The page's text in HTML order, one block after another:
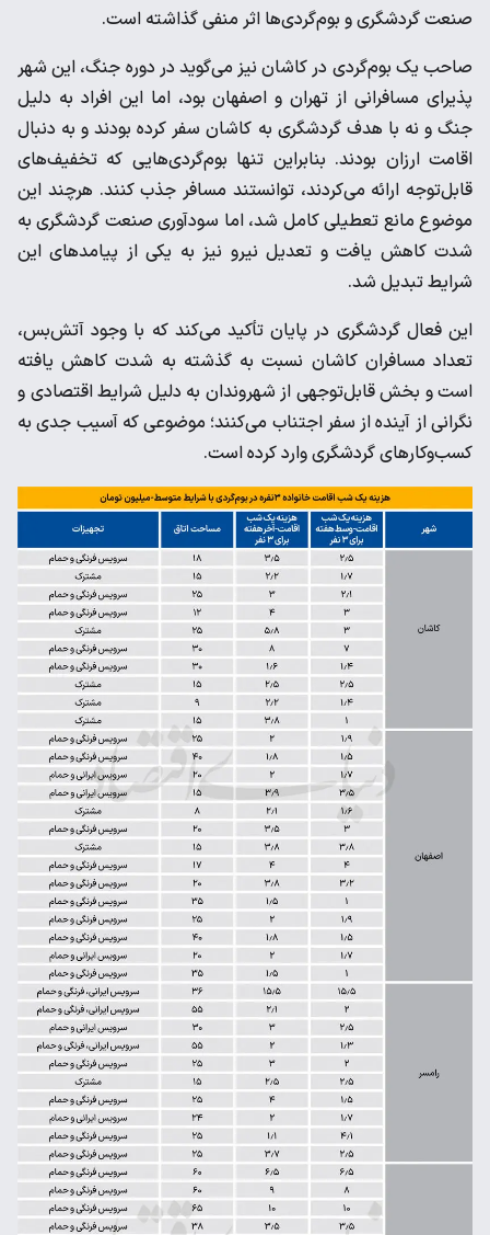
صنعت گردشگری و بوم‌گردی‌ها اثر منفی گذاشته است.
صاحب یک بوم‌گردی در کاشان نیز می‌گوید در دوره جنگ، این شهر
پذیرای مسافرانی از تهران و اصفهان بود، اما این افراد به دلیل
جنگ و نه با هدف گردشگری به کاشان سفر کرده بودند و به دنبال
اقامت ارزان بودند. بنابراین تنها بوم‌گردی‌هایی که تخفیف‌های
قابل‌توجه ارائه می‌کردند، توانستند مسافر جذب کنند. هرچند این
موضوع مانع تعطیلی کامل شد، اما سودآوری صنعت گردشگری به
شدت کاهش یافت و تعدیل نیرو نیز به یکی از پیامدهای این
شرایط تبدیل شد.
این فعال گردشگری در پایان تأکید می‌کند که با وجود آتش‌بس،
تعداد مسافران کاشان نسبت به گذشته به شدت کاهش یافته
است و بخش قابل‌توجهی از شهروندان به دلیل شرایط اقتصادی و
نگرانی از آینده از سفر اجتناب می‌کنند؛ موضوعی که آسیب جدی به
کسب‌وکارهای گردشگری وارد کرده است.